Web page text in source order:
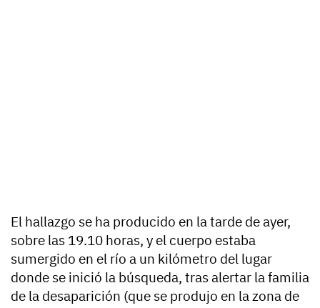
El hallazgo se ha producido en la tarde de ayer,
sobre las 19.10 horas, y el cuerpo estaba
sumergido en el río a un kilómetro del lugar
donde se inició la búsqueda, tras alertar la familia
de la desaparición (que se produjo en la zona de